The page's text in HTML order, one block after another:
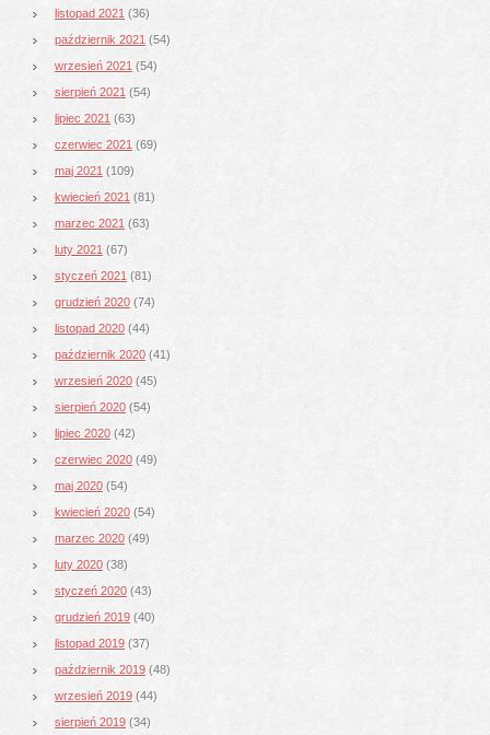
listopad 2021 (36)
październik 2021 (54)
wrzesień 2021 (54)
sierpień 2021 (54)
lipiec 2021 (63)
czerwiec 2021 (69)
maj 2021 (109)
kwiecień 2021 (81)
marzec 2021 (63)
luty 2021 (67)
styczeń 2021 (81)
grudzień 2020 (74)
listopad 2020 (44)
październik 2020 (41)
wrzesień 2020 (45)
sierpień 2020 (54)
lipiec 2020 (42)
czerwiec 2020 (49)
maj 2020 (54)
kwiecień 2020 (54)
marzec 2020 (49)
luty 2020 (38)
styczeń 2020 (43)
grudzień 2019 (40)
listopad 2019 (37)
październik 2019 (48)
wrzesień 2019 (44)
sierpień 2019 (34)